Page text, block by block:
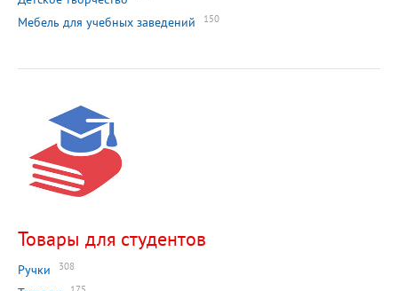
Мебель для учебных заведений 150
Товары для студентов
Ручки 308